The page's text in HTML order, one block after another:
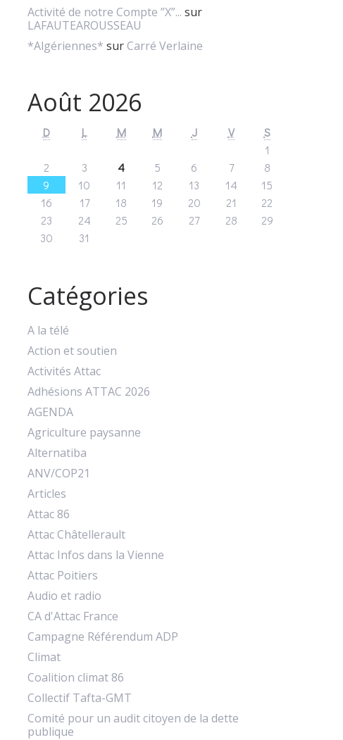
Activité de notre Compte ”X”... sur
LAFAUTEAROUSSEAU
*Algériennes* sur Carré Verlaine
Août 2026
D L M M J V
S
1
2
3 4 5 6 7
8
9
10 11 12 13 14
15
16
17 18 19 20 21
22
23
24 25 26 27 28
29
30
31
Catégories
A la télé
Action et soutien
Activités Attac
Adhésions ATTAC 2026
AGENDA
Agriculture paysanne
Alternatiba
ANV/COP21
Articles
Attac 86
Attac Châtellerault
Attac Infos dans la Vienne
Attac Poitiers
Audio et radio
CA d'Attac France
Campagne Référendum ADP
Climat
Coalition climat 86
Collectif Tafta-GMT
Comité pour un audit citoyen de la dette
publique